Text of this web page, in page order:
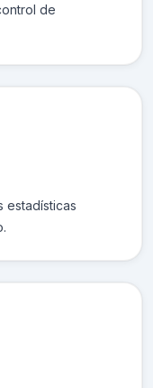
de
estadísticas